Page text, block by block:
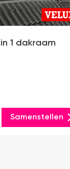
in 1 dakraam
Samenstellen